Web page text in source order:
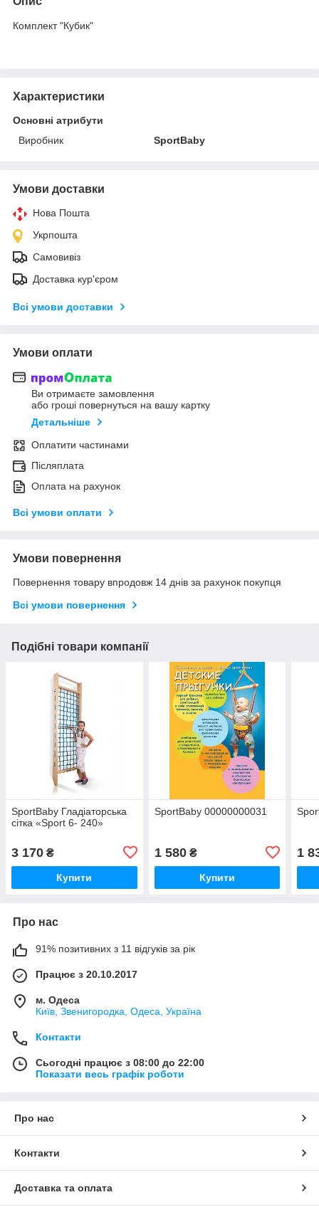
Комплект "Кубик"
Характеристики
Основні атрибути
Виробник
SportBaby
Умови доставки
Нова Пошта
Укрпошта
Самовивіз
Доставка кур'єром
Всі умови доставки
Умови оплати
Ви отримаєте замовлення
або гроші повернуться на вашу картку
Детальніше
Оплатити частинами
Післяплата
Оплата на рахунок
Всі умови оплати
Умови повернення
Повернення товару впродовж 14 днів за рахунок покупця
Всі умови повернення
Подібні товари компанії
SportBaby Гладіаторська
сітка «Sport 6- 240»
3 170 ₴
Купити
SportBaby 00000000031
1 580₴
Купити
1
Про нас
91% позитивних з 11 відгуків за рік
Працює з 20.10.2017
м. Одеса
Київ, Звенигородка, Одеса, Україна
Контакти
Сьогодні працює з 08:00 до 22:00
Показати весь графік роботи
Про нас
Контакти
Доставка та оплата